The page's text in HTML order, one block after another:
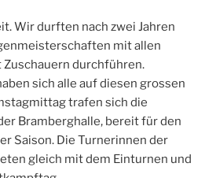
Wir durften nach zwei Jahren
mit allen
durchführen.
sich alle auf diesen grossen
trafen sich die
Bramberghalle, bereit für den
Saison. Die Turnerinnen der
gleich mit dem Einturnen und